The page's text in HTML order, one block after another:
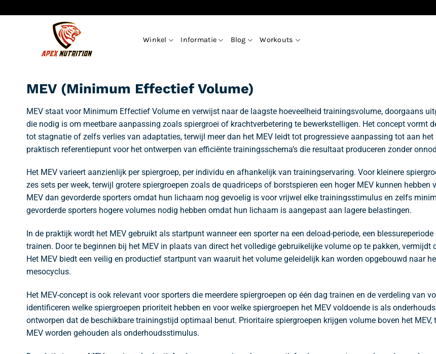
naar
Winkel Informatie Blog Workouts
MEV (Minimum Effectief Volume)
MEV staat voor Minimum Effectief Volume en verwijst naar de laagste hoeveelheid trainingsvolume, doorgaans
die nodig is om meetbare aanpassing zoals spiergroei of krachtverbetering te bewerkstelligen. Het concept vormt
tot stagnatie of zelfs verlies van adaptaties, terwijl meer dan het MEV leidt tot progressieve aanpassing tot aan
praktisch referentiepunt voor het ontwerpen van efficiënte trainingsschema’s die resultaat produceren zonder
Het MEV varieert aanzienlijk per spiergroep, per individu en afhankelijk van trainingservaring. Voor kleinere
zes sets per week, terwijl grotere spiergroepen zoals de quadriceps of borstspieren een hoger MEV kunnen
MEV dan gevorderde sporters omdat hun lichaam nog gevoelig is voor vrijwel elke trainingsstimulus en zelfs
gevorderde sporters hogere volumes nodig hebben omdat hun lichaam is aangepast aan lagere belastingen.
In de praktijk wordt het MEV gebruikt als startpunt wanneer een sporter na een deload-periode, een
trainen. Door te beginnen bij het MEV in plaats van direct het volledige gebruikelijke volume op te pakken,
Het MEV biedt een veilig en productief startpunt van waaruit het volume geleidelijk kan worden opgebouwd naar
mesocyclus.
Het MEV-concept is ook relevant voor sporters die meerdere spiergroepen op één dag trainen en de verdeling van
identificeren welke spiergroepen prioriteit hebben en voor welke spiergroepen het MEV voldoende is als
ontworpen dat de beschikbare trainingstijd optimaal benut. Prioritaire spiergroepen krijgen volume boven het
MEV worden gehouden als onderhoudsstimulus.